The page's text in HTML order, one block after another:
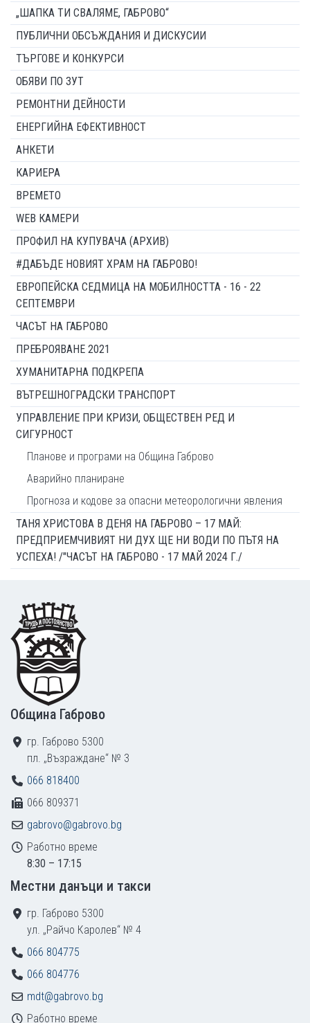
„ШАПКА ТИ СВАЛЯМЕ, ГАБРОВО“
ПУБЛИЧНИ ОБСЪЖДАНИЯ И ДИСКУСИИ
ТЪРГОВЕ И КОНКУРСИ
ОБЯВИ ПО ЗУТ
РЕМОНТНИ ДЕЙНОСТИ
ЕНЕРГИЙНА ЕФЕКТИВНОСТ
АНКЕТИ
КАРИЕРА
ВРЕМЕТО
WEB КАМЕРИ
ПРОФИЛ НА КУПУВАЧА (АРХИВ)
#ДАБЪДЕ НОВИЯТ ХРАМ НА ГАБРОВО!
ЕВРОПЕЙСКА СЕДМИЦА НА МОБИЛНОСТТА - 16 - 22
СЕПТЕМВРИ
ЧАСЪТ НА ГАБРОВО
ПРЕБРОЯВАНЕ 2021
ХУМАНИТАРНА ПОДКРЕПА
ВЪТРЕШНОГРАДСКИ ТРАНСПОРТ
УПРАВЛЕНИЕ ПРИ КРИЗИ, ОБЩЕСТВЕН РЕД И
СИГУРНОСТ
Планове и програми на Община Габрово
Аварийно планиране
Прогноза и кодове за опасни метеорологични явления
ТАНЯ ХРИСТОВА В ДЕНЯ НА ГАБРОВО – 17 МАЙ:
ПРЕДПРИЕМЧИВИЯТ НИ ДУХ ЩЕ НИ ВОДИ ПО ПЪТЯ НА
УСПЕХА! /"ЧАСЪТ НА ГАБРОВО - 17 МАЙ 2024 Г./
Footer
Община Габрово
гр. Габрово 5300
пл. „Възраждане“ № 3
066 818400
066 809371
gabrovo@gabrovo.bg
Работно време
8:30 – 17:15
Местни данъци и такси
гр. Габрово 5300
ул. „Райчо Каролев“ № 4
066 804775
066 804776
mdt@gabrovo.bg
Работно време